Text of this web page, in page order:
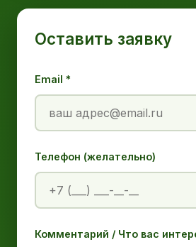
Оставить заявку
Email *
Телефон (желательно)
Комментарий / Что вас